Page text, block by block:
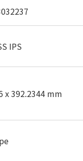
IPS
x 392.2344 mm